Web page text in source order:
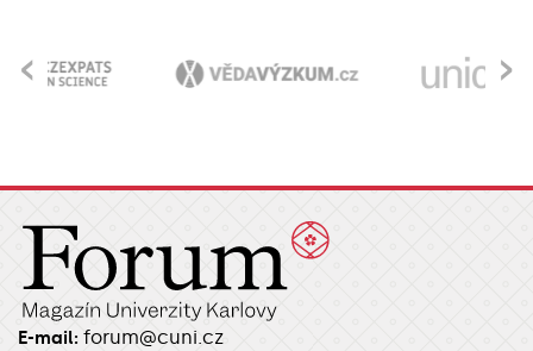
›
‹
E-mail: forum@cuni.cz